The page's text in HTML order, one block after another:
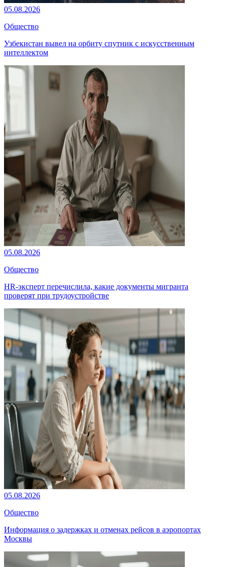
05.08.2026
Общество
Узбекистан вывел на орбиту спутник с искусственным
интеллектом
05.08.2026
Общество
HR-эксперт перечислила, какие документы мигранта
проверят при трудоустройстве
05.08.2026
Общество
Информация о задержках и отменах рейсов в аэропортах
Москвы